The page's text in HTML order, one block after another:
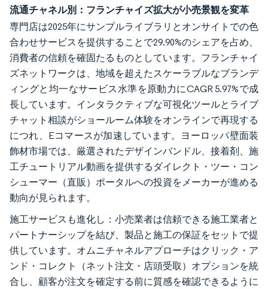
流通チャネル別：フランチャイズ拡大が小売景観を変革
専門店は2025年にサンプルライブラリとオンサイトでの色
合わせサービスを提供することで29.90%のシェアを占め、
消費者の信頼を確固たるものとしています。フランチャイ
ズネットワークは、地域を超えたスケーラブルなブランデ
ィングと均一なサービス水準を原動力にCAGR 5.97%で成
長しています。インタラクティブな可視化ツールとライブ
チャット相談がショールーム体験をオンラインで再現する
につれ、Eコマースが加速しています。ヨーロッパ壁面装
飾材市場では、厳選されたデザインバンドル、接着剤、施
工チュートリアル動画を提供するダイレクト・ツー・コン
シューマー（直販）ポータルへの投資をメーカーが進める
動向が見られます。
施工サービスも進化し：小売業者は信頼できる施工業者と
パートナーシップを結び、製品と施工の保証をセットで提
供しています。オムニチャネルアプローチはクリック・ア
ンド・コレクト（ネット注文・店頭受取）オプションを統
合し、顧客が注文を確定する前に質感を確認できるように